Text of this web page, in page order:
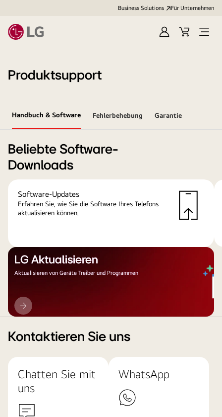
Business Solutions Für Unternehmen
Anmelden
Cart
Open
Produktsupport
Handbuch & Software Fehlerbehebung Garantie
Beliebte Software-
Downloads
Software-Updates
Erfahren Sie, wie Sie die Software Ihres Telefons
aktualisieren können.
LG Aktualisieren
Aktualisieren von Geräte Treiber und Programmen
LG
Aktualisieren
Kontaktieren Sie uns
Chatten Sie mit
uns
WhatsApp